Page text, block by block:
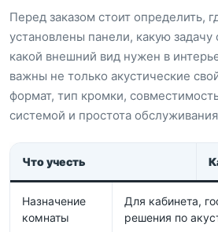
Перед заказом стоит определить,
установлены панели, какую
какой внешний вид нужен в
важны не только акустические
формат, тип кромки,
системой и простота
Что учесть
Назначение
комнаты
Для кабинета,
решения по